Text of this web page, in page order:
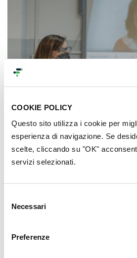
COOKIE POLICY
Questo sito utilizza i cookie per
esperienza di navigazione. Se
scelte, cliccando su "OK"
servizi selezionati.
delNecessari
Preferenze
Innovazione
Cyber Scuola per Nonni
Avvicinare gli anziani alle nuove